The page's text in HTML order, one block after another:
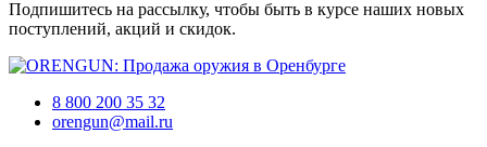
Подпишитесь на рассылку, чтобы быть в курсе наших новых
поступлений, акций и скидок.
8 800 200 35 32
orengun@mail.ru